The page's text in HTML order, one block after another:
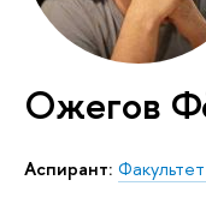
Ожегов
аспирант: